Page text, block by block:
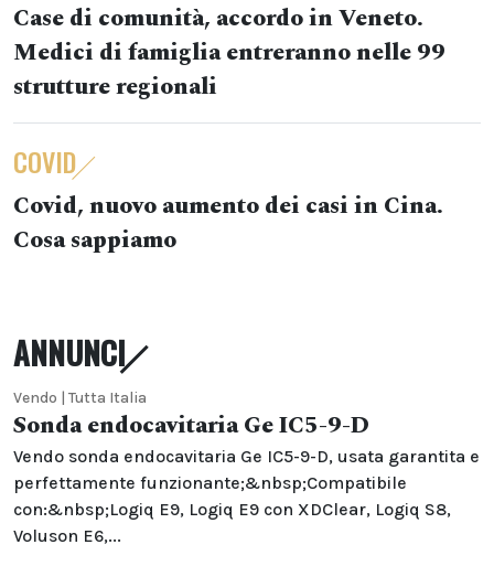
Case di comunità, accordo in Veneto.
Medici di famiglia entreranno nelle 99
strutture regionali
COVID
Covid, nuovo aumento dei casi in Cina.
Cosa sappiamo
ANNUNCI
Vendo | Tutta Italia
Sonda endocavitaria Ge IC5-9-D
Vendo sonda endocavitaria Ge IC5-9-D, usata garantita e
perfettamente funzionante;&nbsp;Compatibile
con:&nbsp;Logiq E9, Logiq E9 con XDClear, Logiq S8,
Voluson E6,...